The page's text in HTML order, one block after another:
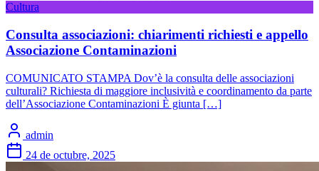
Cultura
Consulta associazioni: chiarimenti richiesti e appello
Associazione Contaminazioni
COMUNICATO STAMPA Dov’è la consulta delle associazioni
culturali? Richiesta di maggiore inclusività e coordinamento da parte
dell’Associazione Contaminazioni È giunta […]
admin
24 de octubre, 2025